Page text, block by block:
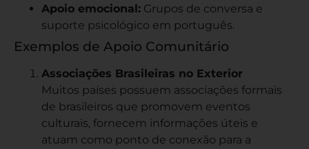
Apoio emocional: Grupos de conversa e
suporte psicológico em português.
Exemplos de Apoio Comunitário
Associações Brasileiras no Exterior
Muitos países possuem associações formais
de brasileiros que promovem eventos
culturais, fornecem informações úteis e
atuam como ponto de conexão para a